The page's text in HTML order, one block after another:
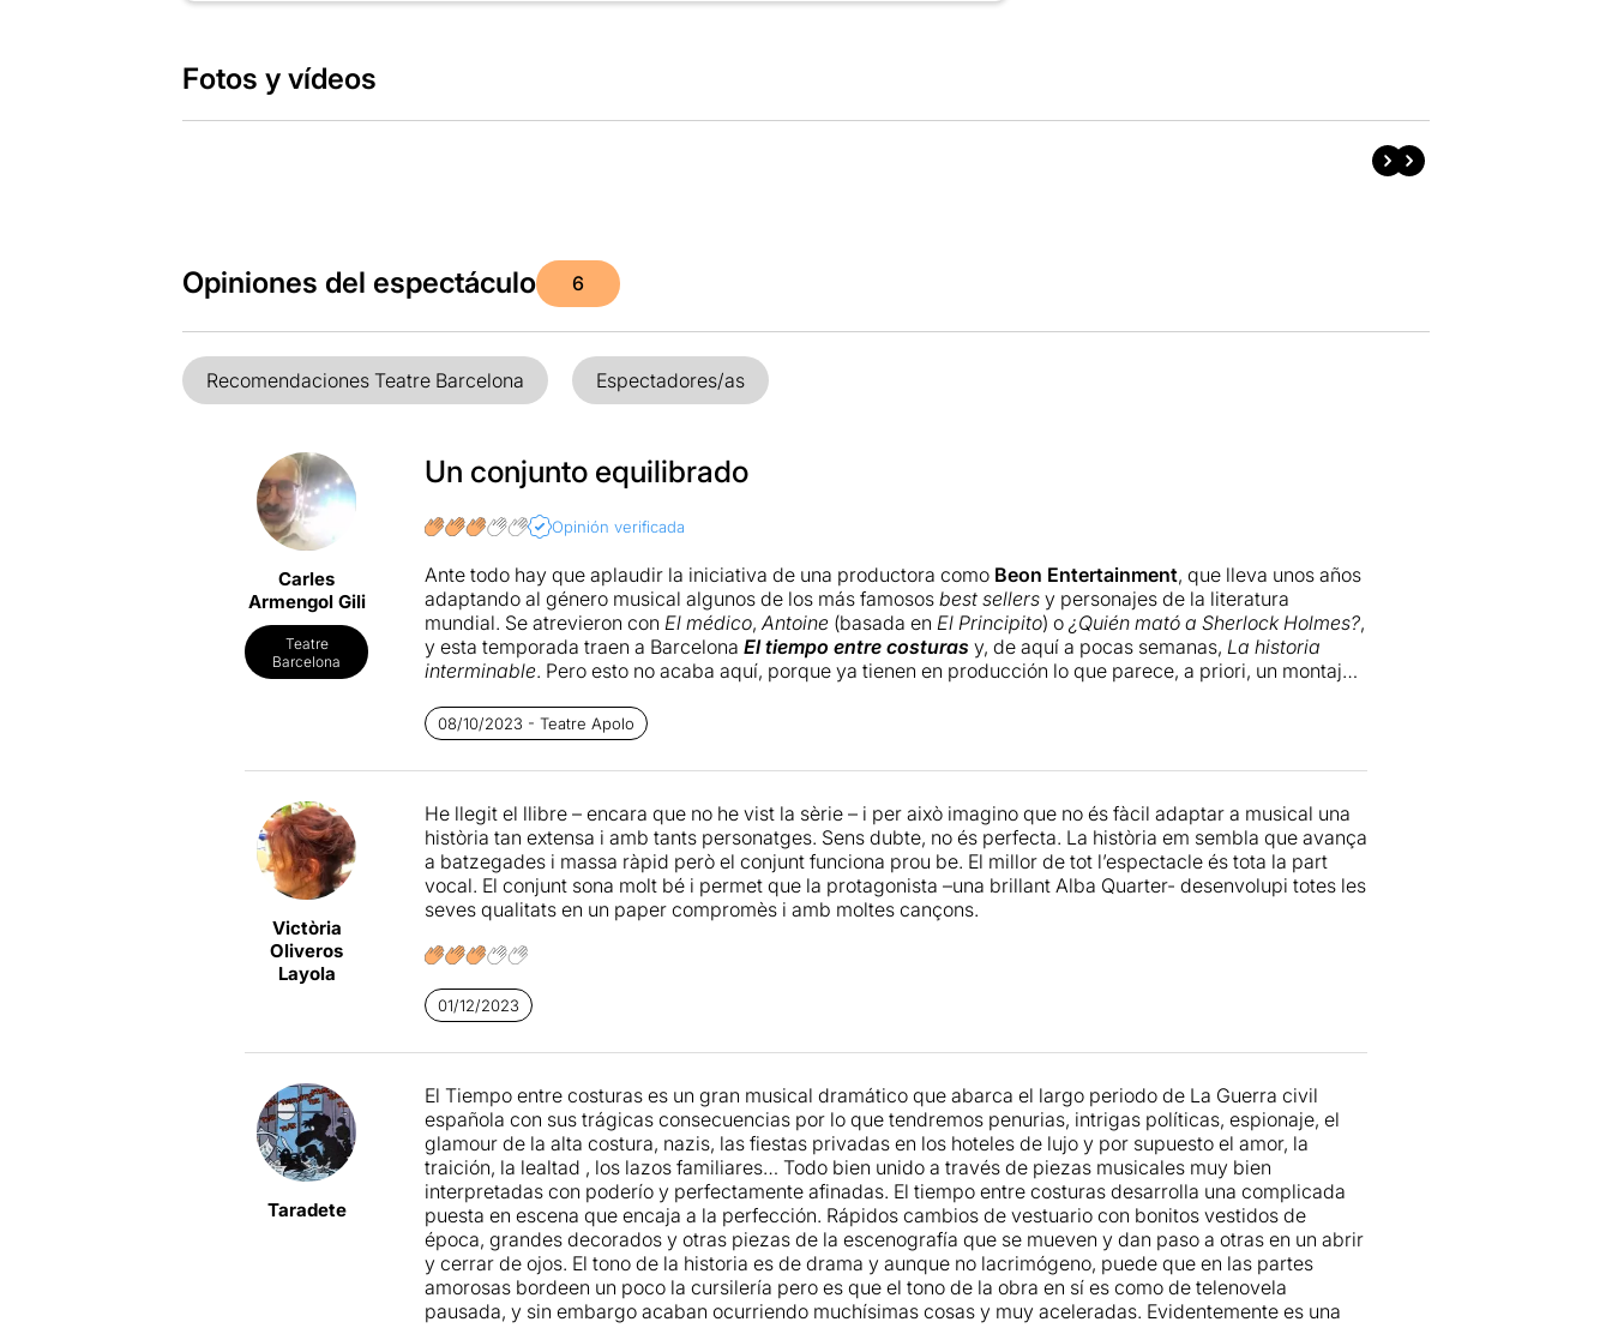
Fotos y vídeos
Opiniones del espectáculo 6
Recomendaciones Teatre Barcelona Espectadores/as
Carles
Armengol Gili
Teatre
Barcelona
Un conjunto equilibrado
Opinión verificada
Ante todo hay que aplaudir la iniciativa de una productora comoBeon Entertainment, que lleva unos años
adaptando al género musical algunos de los más famososbest sellersy personajes de la literatura
mundial. Se atrevieron con El médico, Antoine(basada en El Principito) o ¿Quién mató a Sherlock Holmes?,
y esta temporada traen a Barcelona El tiempo entre costuras y, de aquí a pocas semanas, La historia
interminable. Pero esto no acaba aquí, porque ya tienen en producción lo que parece, a priori, un montaje
quizás lo que a veces puede jugar tanto a favor, como en contra. A favor, porque parten de materiales
conocidos y exitosos, y porque demuestran no ponerse límites. A la contra, porque a veces la producción
que han imaginado es tan fastuosa que finalmente solo puede llegar a medias al escenario…
Esta versión musical deEl tiempo entre costurasparte de una buena partitura deIván Macías. Quizás no
hay unleit motivbastante evidente, ni un tema que se recuerde a la salida, pero es un conjunto coherente y
cohesionado, con tendencia a melodías épicas y dramáticas. Todo está rodeado de una estética también
coherente, pero quizás un poco monótona. No se puede negar que hay muchos elementos escenográficos
y diferentes recursos para mostrar los múltiples espacios, pero algunos se ven más torpes que otros y
un poco lo mismo: los trajes diseñados por
pesar de que no pasan por alto algunas notas discordantes (algún vestuario marroquí o el resultado de la
famosa túnica Delphos, por ejemplo).
Exceptuando algún pequeño desajuste con los micros, hay que decir que el conjunto suena muy bien y
permite que la protagonista –una brillante Alba Cuartero– desarrolle todas sus calidades en un papel
comprometido y con muchas canciones. También se permite tener sus momentos de lucimiento aNoemí
Mazoyen el papel de madre, aTeresa Albacomo Candelaria “La Matutera”, aJan Forrellat como Marcus
Logan y aPaco Arrojocomo el portugués Manuel Da Silva. En definitiva, un musical bien cantado, con una
música que convence, y con una factura técnica que cumple. Quizás no será el gran musical de la
temporada, pero adaptar una historia como esta al teatro ya era un reto del que merecía la pena ver el
resultado.
08/10/2023 - Teatre Apolo
Victòria
Oliveros
Layola
He llegit el llibre – encara que no he vist la sèrie – i per això imagino que no és fàcil adaptar a musical una
història tan extensa i amb tants personatges. Sens dubte, no és perfecta. La història em sembla que avança
a batzegades i massa ràpid però el conjunt funciona prou be. El millor de tot l’espectacle és tota la part
vocal. El conjunt sona molt bé i permet que la protagonista –una brillant Alba Quarter- desenvolupi totes les
seves qualitats en un paper compromès i amb moltes cançons.
01/12/2023
Taradete
El Tiempo entre costuras es un gran musical dramático que abarca el largo periodo de La Guerra civil
española con sus trágicas consecuencias por lo que tendremos penurias, intrigas políticas, espionaje, el
glamour de la alta costura, nazis, las fiestas privadas en los hoteles de lujo y por supuesto el amor, la
traición, la lealtad , los lazos familiares… Todo bien unido a través de piezas musicales muy bien
interpretadas con poderío y perfectamente afinadas. El tiempo entre costuras desarrolla una complicada
puesta en escena que encaja a la perfección. Rápidos cambios de vestuario con bonitos vestidos de
época, grandes decorados y otras piezas de la escenografía que se mueven y dan paso a otras en un abrir
y cerrar de ojos. El tono de la historia es de drama y aunque no lacrimógeno, puede que en las partes
amorosas bordeen un poco la cursilería pero es que el tono de la obra en sí es como de telenovela
pausada, y sin embargo acaban ocurriendo muchísimas cosas y muy aceleradas. Evidentemente es una